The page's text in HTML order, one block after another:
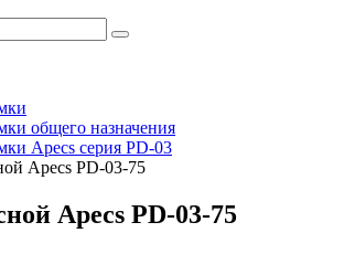
общего назначения
Apecs серия PD-03
Apecs PD-03-75
Apecs PD-03-75